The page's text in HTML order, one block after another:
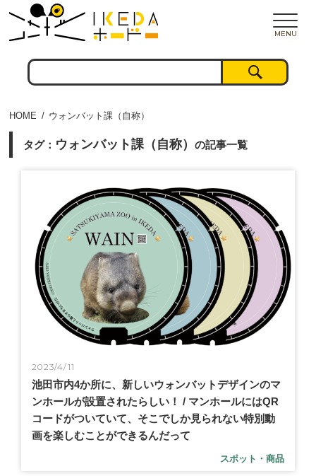
MENU
HOME ウォンバット課（自称）
タグ： ウォンバット課（自称） の記事一覧
2023/4/11
池田市内4か所に、新しいウォンバットデザインのマ
ンホールが設置されたらしい！ / マンホールにはQR
コードがついていて、そこでしか見られない特別動
画を楽しむことができるんだって
スポット・商品